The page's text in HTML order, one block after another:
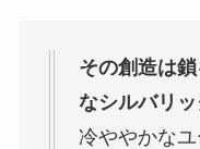
その創造は
なシルバリ
冷ややかなユ